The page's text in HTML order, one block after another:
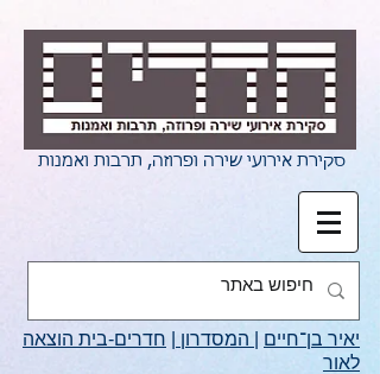
סקירת אירועי שירה ופרוזה, תרבות ואמנות
יאיר בן־חיים המסדרון
חדרים-בית הוצאה
לאור